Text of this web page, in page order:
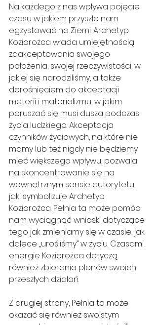
Na każdego z nas wpływa pojęcie
czasu w jakiem przyszło nam
egzystować na Ziemi. Archetyp
Koziorożca włada umiejętnością
zaakceptowania swojego
położenia, swojej rzeczywistości, w
jakiej się narodziliśmy, a także
dorośnięciem do akceptacji
materii i materializmu, w jakim
poruszać się musi dusza podczas
życia ludzkiego. Akceptacja
czynników życiowych, na które nie
mamy lub też nigdy nie będziemy
mieć większego wpływu, pozwala
na skoncentrowanie się na
wewnętrznym sensie autorytetu,
jaki symbolizuje Archetyp
Koziorożca. Pełnia ta może pomóc
nam wyciągnąć wnioski dotyczące
tego jak zmieniamy się w czasie, jak
dalece „urośliśmy” w życiu. Czasami
energie Koziorożca dotyczą
również zbierania plonów swoich
przeszłych działań.
Z drugiej strony, Pełnia ta może
okazać się również swoistym